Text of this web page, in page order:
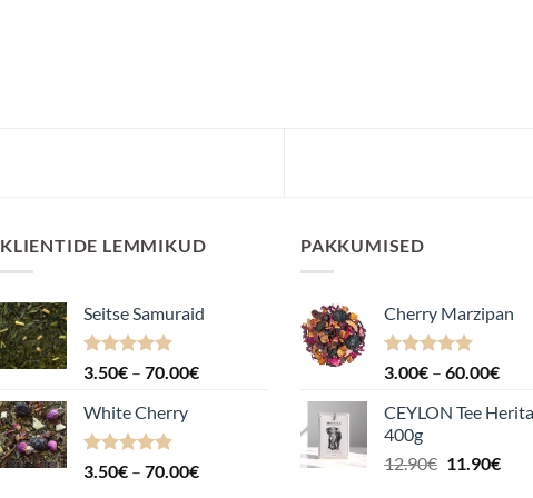
KLIENTIDE LEMMIKUD
Seitse Samuraid
Hinnanguga
3.50€ – 70.00€Hinnavahemik:
White Cherry
Hinnanguga
3.50€ – 70.00€Hinnavahemik:
PAKKUMISED
Cherry Marzipan
Hinnanguga
3.00€ – 60.00€
kuni
CEYLON Tee
400g
12.90€ Algne
11.90€